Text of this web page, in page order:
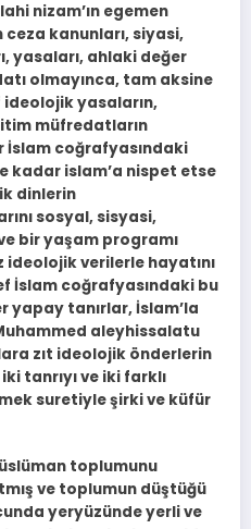
nizam’ın egemen
ceza kanunları, siyasi,
yasaları, ahlaki değer
olmayınca, tam aksine
yasaların,
müfredatların
İslam coğrafyasındaki
kadar islam’a nispet etse
dinlerin
sosyal, sisyasi,
bir yaşam programı
ideolojik verilerle hayatını
İslam coğrafyasındaki bu
yapay tanırlar, İslam’la
aleyhissalatu
zıt ideolojik önderlerin
tanrıyı ve iki farklı
suretiyle şirki ve küfür
toplumunu
ve toplumun düştüğü
yeryüzünde yerli ve